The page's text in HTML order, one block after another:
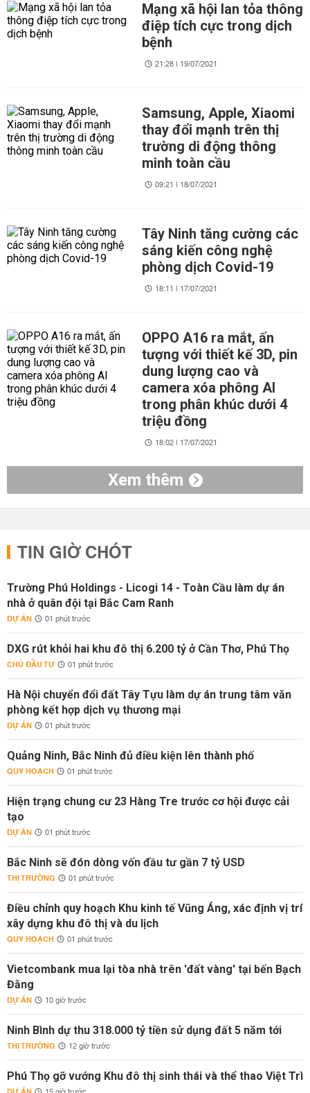
Mạng xã hội lan tỏa thông
điệp tích cực trong dịch
bệnh
21:28 | 19/07/2021
Samsung, Apple, Xiaomi
thay đổi mạnh trên thị
trường di động thông
minh toàn cầu
09:21 | 18/07/2021
Tây Ninh tăng cường các
sáng kiến công nghệ
phòng dịch Covid-19
18:11 | 17/07/2021
OPPO A16 ra mắt, ấn
tượng với thiết kế 3D, pin
dung lượng cao và
camera xóa phông AI
trong phân khúc dưới 4
triệu đồng
18:02 | 17/07/2021
Xem thêm
TIN GIỜ CHÓT
Trường Phú Holdings - Licogi 14 - Toàn Cầu làm dự án
nhà ở quân đội tại Bắc Cam Ranh
DỰ ÁN 01 phút trước
DXG rút khỏi hai khu đô thị 6.200 tỷ ở Cần Thơ, Phú Thọ
CHỦ ĐẦU TƯ 01 phút trước
Hà Nội chuyển đổi đất Tây Tựu làm dự án trung tâm văn
phòng kết hợp dịch vụ thương mại
DỰ ÁN 01 phút trước
Quảng Ninh, Bắc Ninh đủ điều kiện lên thành phố
QUY HOẠCH 01 phút trước
Hiện trạng chung cư 23 Hàng Tre trước cơ hội được cải
tạo
DỰ ÁN 01 phút trước
Bắc Ninh sẽ đón dòng vốn đầu tư gần 7 tỷ USD
THỊ TRƯỜNG 01 phút trước
Điều chỉnh quy hoạch Khu kinh tế Vũng Áng, xác định vị trí
xây dựng khu đô thị và du lịch
QUY HOẠCH 01 phút trước
Vietcombank mua lại tòa nhà trên 'đất vàng' tại bến Bạch
Đằng
DỰ ÁN 10 giờ trước
Ninh Bình dự thu 318.000 tỷ tiền sử dụng đất 5 năm tới
THỊ TRƯỜNG 12 giờ trước
Phú Thọ gỡ vướng Khu đô thị sinh thái và thể thao Việt Trì